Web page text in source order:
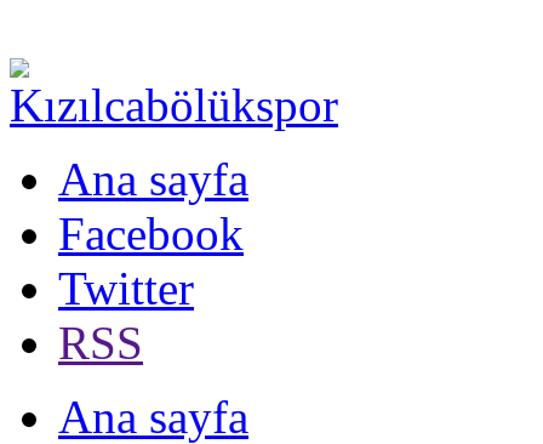
Ana sayfa
Facebook
Twitter
RSS
Ana sayfa